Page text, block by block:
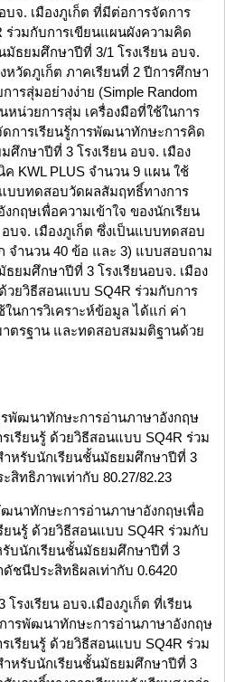
จ. เมืองภูเก็ต ที่มีต่อการจัดการ
ร่วมกับการเขียนแผนผังความคิด
ธยมศึกษาปีที่ 3/1 โรงเรียน อบจ.
หวัดภูเก็ต ภาคเรียนที่ 2 ปีการศึกษา
ารสุ่มอย่างง่าย (Simple Random
หน่วยการสุ่ม เครื่องมือที่ใช้ในการ
การเรียนรู้การพัฒนาทักษะการคิด
ศึกษาปีที่ 3 โรงเรียน อบจ. เมือง
KWL PLUS จำนวน 9 แผน ใช้
แบบทดสอบวัดผลสัมฤทธิ์ทางการ
กฤษเพื่อความเข้าใจ ของนักเรียน
บจ. เมืองภูเก็ต ซึ่งเป็นแบบทดสอบ
จำนวน 40 ข้อ และ 3) แบบสอบถาม
ยมศึกษาปีที่ 3 โรงเรียนอบจ. เมือง
วยวิธีสอนแบบ SQ4R ร่วมกับการ
นการวิเคราะห์ข้อมูล ได้แก่ ค่า
าตรฐาน และทดสอบสมมติฐานด้วย
รพัฒนาทักษะการอ่านภาษาอังกฤษ
เรียนรู้ ด้วยวิธีสอนแบบ SQ4R ร่วม
หรับนักเรียนชั้นมัธยมศึกษาปีที่ 3
สิทธิภาพเท่ากับ 80.27/82.23
นาทักษะการอ่านภาษาอังกฤษเพื่อ
ยนรู้ ด้วยวิธีสอนแบบ SQ4R ร่วมกับ
บนักเรียนชั้นมัธยมศึกษาปีที่ 3
ดัชนีประสิทธิผลเท่ากับ 0.6420
รงเรียน อบจ.เมืองภูเก็ต ที่เรียน
ารพัฒนาทักษะการอ่านภาษาอังกฤษ
เรียนรู้ ด้วยวิธีสอนแบบ SQ4R ร่วม
หรับนักเรียนชั้นมัธยมศึกษาปีที่ 3